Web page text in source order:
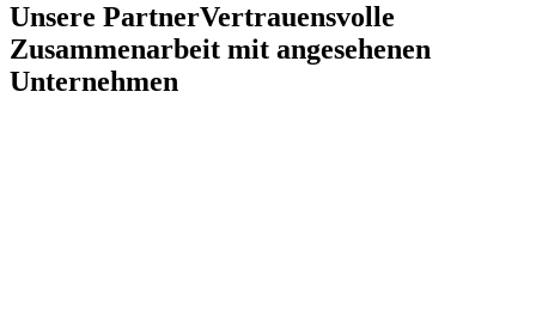
Unsere PartnerVertrauensvolle
Zusammenarbeit mit angesehenen
Unternehmen